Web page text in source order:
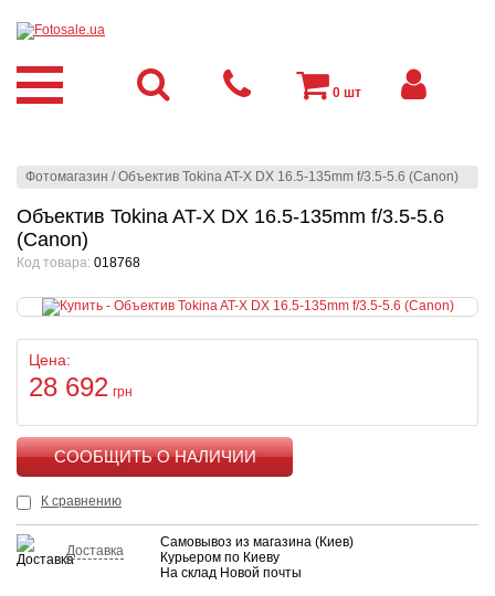
Фотомагазин /Объектив Tokina AT-X DX 16.5-135mm f/3.5-5.6 (Canon)
Объектив Tokina AT-X DX 16.5-135mm f/3.5-5.6
(Canon)
Код товара: 018768
Цена:
28 692 грн
К сравнению
Доставка
Самовывоз из магазина (Киев)
Курьером по Киеву
На склад Новой почты
0 шт